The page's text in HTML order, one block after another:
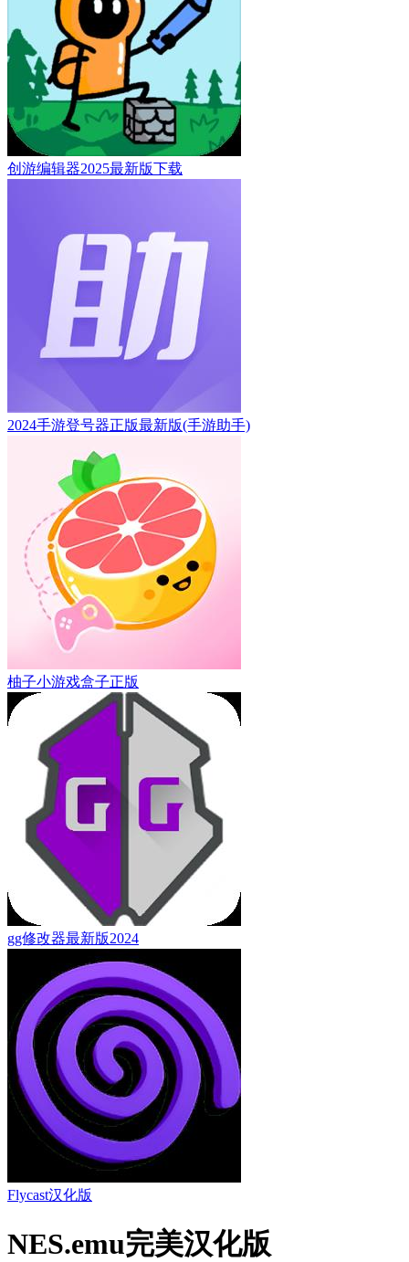
创游编辑器2025最新版下载
2024手游登号器正版最新版(手游助手)
柚子小游戏盒子正版
gg修改器最新版2024
Flycast汉化版
NES.emu完美汉化版